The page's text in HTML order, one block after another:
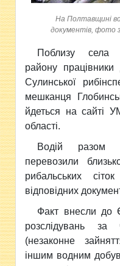
На Полтавщині
документів, фото
Поблизу села
району
Сулинської
мешканця
йдеться на сайті
області.
Водій разом
перевозили
рибальських
відповідних
Факт внесли до
розслідувань
(незаконне
іншим водним